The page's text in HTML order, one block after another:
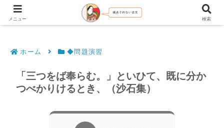
文法解説・逐語訳（現代語訳・口語訳）
ホーム ◆問題演習
「三つをば奉らむ。」といひて、既に分か
つべかりけるとき、（沙石集）
メニュー 検索